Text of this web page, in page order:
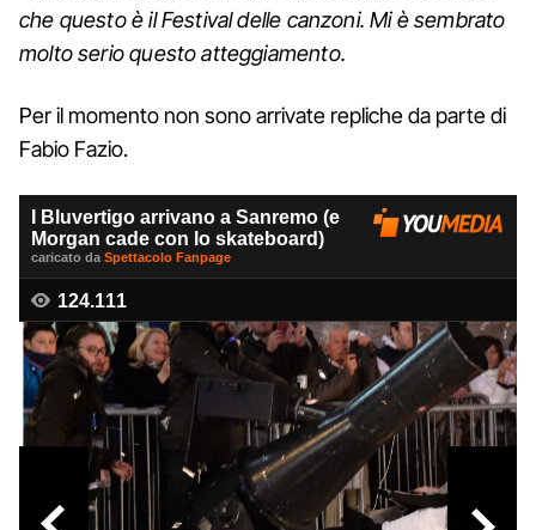
che questo è il Festival delle canzoni. Mi è sembrato
molto serio questo atteggiamento.
Per il momento non sono arrivate repliche da parte di
Fabio Fazio.